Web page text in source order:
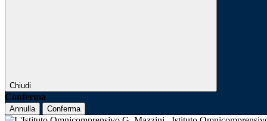
Chiudi
Conferma
Annulla Conferma